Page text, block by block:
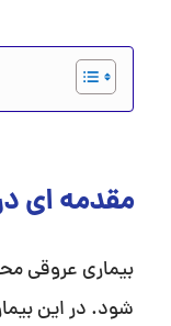
مقدمه ای
شود. در این